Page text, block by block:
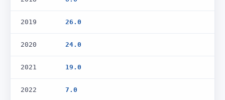
2019 26.0
2020 24.0
2021 19.0
2022 7.0